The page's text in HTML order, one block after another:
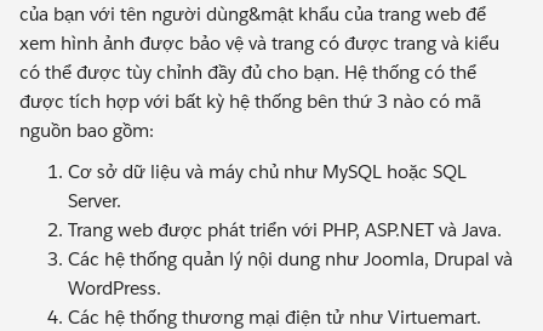
của bạn với tên người dùng&mật khẩu của trang web để
xem hình ảnh được bảo vệ và trang có được trang và kiểu
có thể được tùy chỉnh đầy đủ cho bạn. Hệ thống có thể
được tích hợp với bất kỳ hệ thống bên thứ 3 nào có mã
nguồn bao gồm:
Cơ sở dữ liệu và máy chủ như MySQL hoặc SQL
Server.
Trang web được phát triển với PHP, ASP.NET và Java.
Các hệ thống quản lý nội dung như Joomla, Drupal và
WordPress.
Các hệ thống thương mại điện tử như Virtuemart.